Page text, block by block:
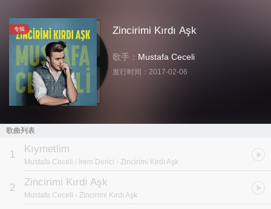
专辑 Zincirimi Kırdı Aşk
歌手： Mustafa Ceceli
发行时间： 2017-02-06
歌曲列表
1 Kıymetlim
Mustafa Ceceli / İrem Derici - Zincirimi Kırdı Aşk
2 Zincirimi Kırdı Aşk
Mustafa Ceceli - Zincirimi Kırdı Aşk